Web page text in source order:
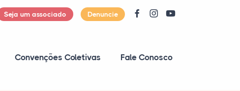
Seja um associado Denuncie
Convenções Coletivas Fale Conosco